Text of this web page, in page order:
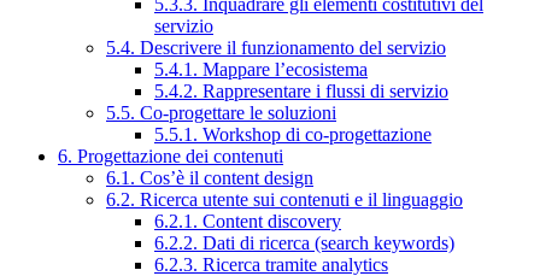
5.3.3. Inquadrare gli elementi costitutivi del
servizio
5.4. Descrivere il funzionamento del servizio
5.4.1. Mappare l’ecosistema
5.4.2. Rappresentare i flussi di servizio
5.5. Co-progettare le soluzioni
5.5.1. Workshop di co-progettazione
6. Progettazione dei contenuti
6.1. Cos’è il content design
6.2. Ricerca utente sui contenuti e il linguaggio
6.2.1. Content discovery
6.2.2. Dati di ricerca (search keywords)
6.2.3. Ricerca tramite analytics